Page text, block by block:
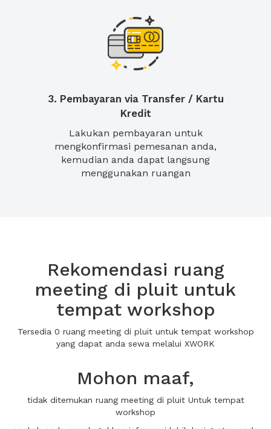
3. Pembayaran via Transfer / Kartu
Kredit
Lakukan pembayaran untuk
mengkonfirmasi pemesanan anda,
kemudian anda dapat langsung
menggunakan ruangan
Rekomendasi ruang
meeting di pluit untuk
tempat workshop
Tersedia 0 ruang meeting di pluit untuk tempat workshop
yang dapat anda sewa melalui XWORK
Mohon maaf,
tidak ditemukan ruang meeting di pluit Untuk tempat
workshop